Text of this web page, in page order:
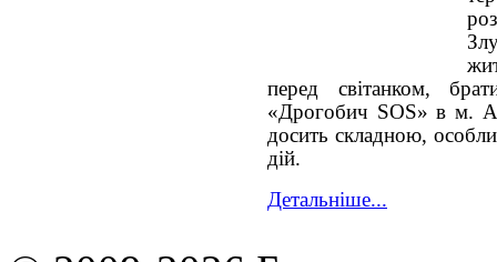
перед світанком,
«Дрогобич SOS» в м.
досить складною,
дій.
Детальніше...